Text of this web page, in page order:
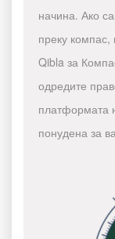
начина. Ако
преку компас,
Qibla за
одредите
платформата
понудена за